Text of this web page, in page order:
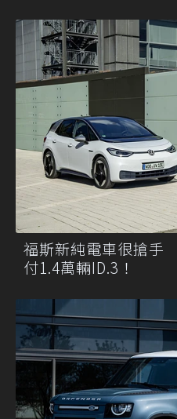
福斯新純電車很搶
付1.4萬輛ID.3！